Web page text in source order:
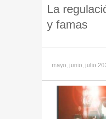
La
y famas
mayo, junio, julio